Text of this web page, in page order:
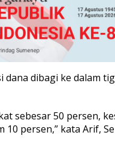
dibagi ke dalam
sebesar 50 persen,
persen,” kata Arif,